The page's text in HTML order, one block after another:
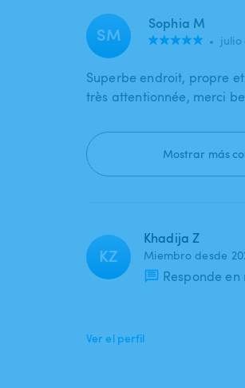
SM Sophia M
• julio
Superbe endroit, propre
très attentionnée, merci
Mostrar más
KZ
Khadija Z
Miembro desde
Responde en
Ver el perfil